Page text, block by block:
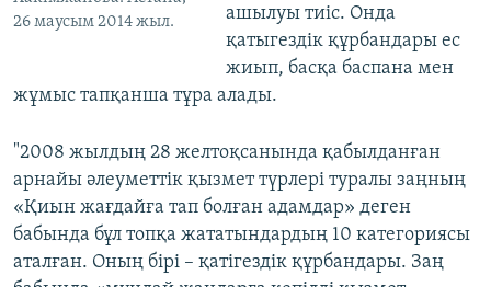
26 маусым 2014 жыл.
ашылуы тиіс. Онда
қатыгездік құрбандары ес
жиып, басқа баспана мен
жұмыс тапқанша тұра алады.
"2008 жылдың 28 желтоқсанында қабылданған
арнайы әлеуметтік қызмет түрлері туралы заңның
«Қиын жағдайға тап болған адамдар» деген
бабында бұл топқа жататындардың 10 категориясы
аталған. Оның бірі – қатігездік құрбандары. Заң